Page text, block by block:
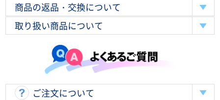
商品の返品・交換について
取り扱い商品について
ご注文について